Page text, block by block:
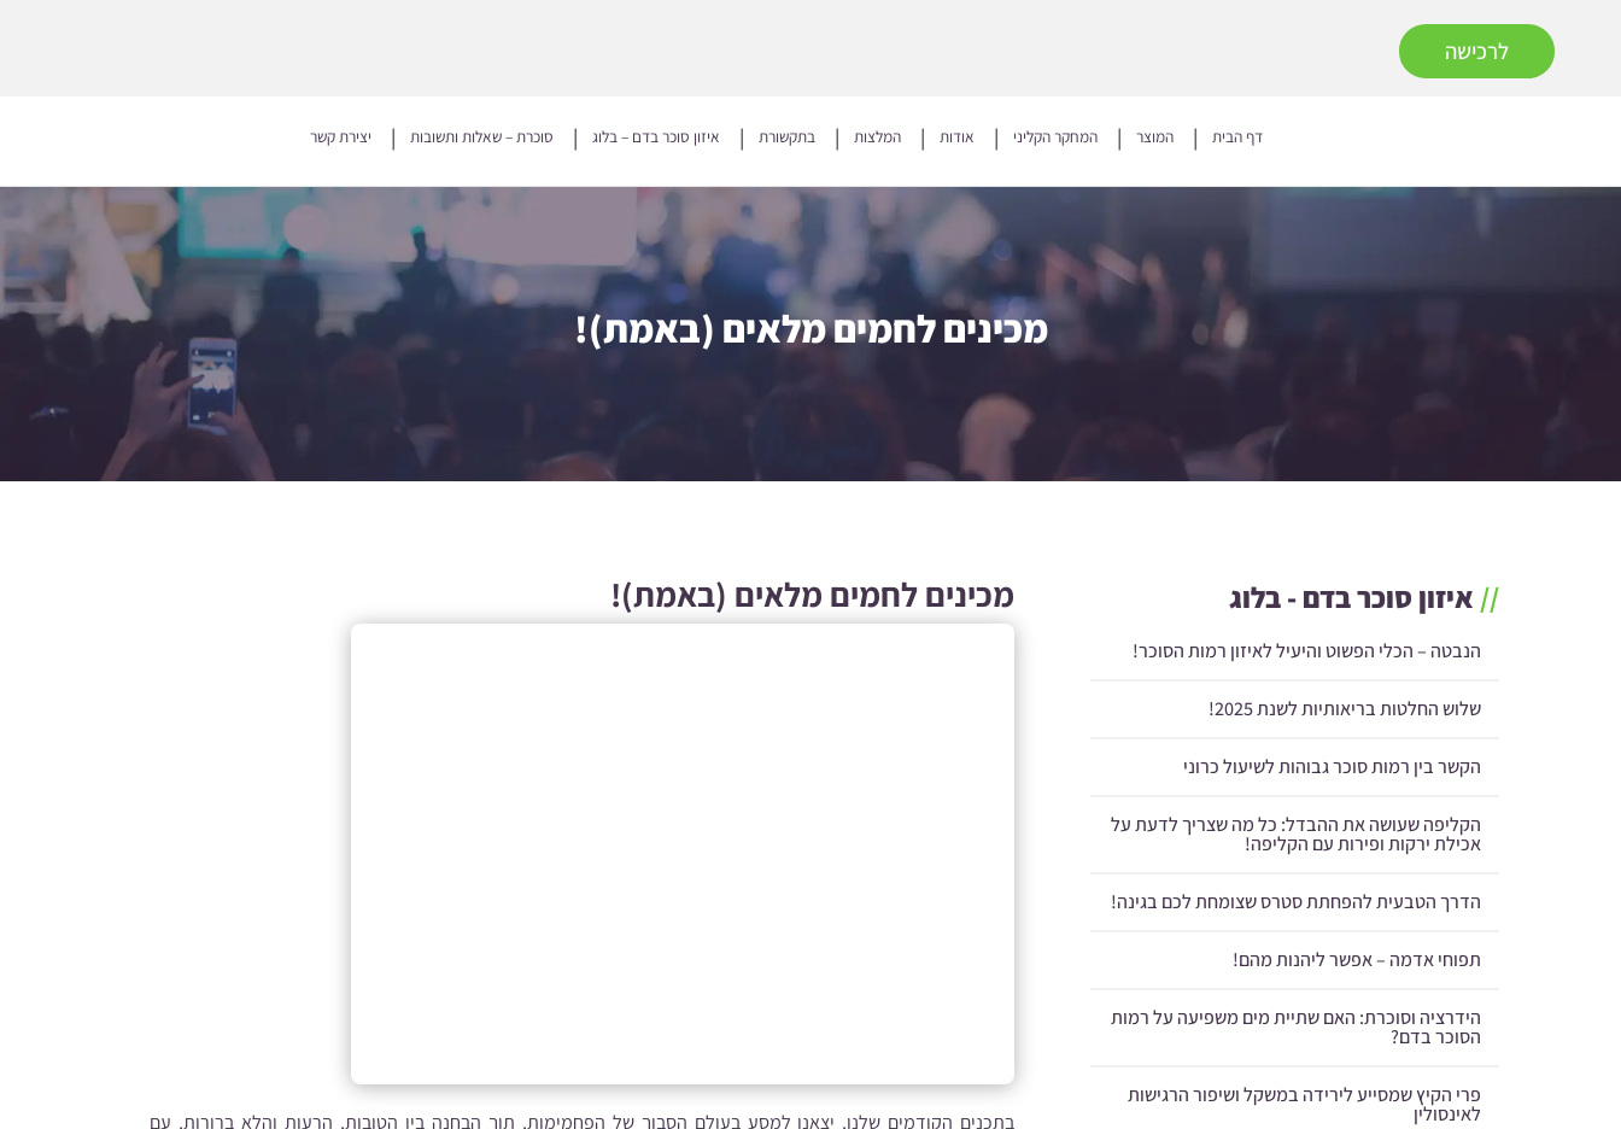
לרכישה
דף הבית המוצר המחקר הקליני אודות המלצות בתקשורת איזון סוכר בדם – בלוג סוכרת – שאלות ותשובות יצירת קשר
מכינים לחמים מלאים (באמת)!
מכינים לחמים מלאים (באמת)!
בתכנים הקודמים שלנו, יצאנו למסע בעולם הסבוך של הפחמימות, תוך הבחנה בין הטובות, הרעות והלא ברורות, עם
// איזון סוכר בדם - בלוג
הנבטה – הכלי הפשוט והיעיל לאיזון רמות הסוכר!
שלוש החלטות בריאותיות לשנת 2025!
הקשר בין רמות סוכר גבוהות לשיעול כרוני
הקליפה שעושה את ההבדל: כל מה שצריך לדעת על
אכילת ירקות ופירות עם הקליפה!
הדרך הטבעית להפחתת סטרס שצומחת לכם בגינה!
תפוחי אדמה – אפשר ליהנות מהם!
הידרציה וסוכרת: האם שתיית מים משפיעה על רמות
הסוכר בדם?
פרי הקיץ שמסייע לירידה במשקל ושיפור הרגישות
לאינסולין